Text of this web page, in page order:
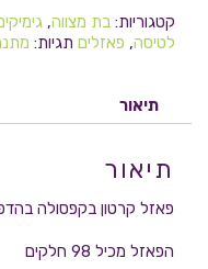
קטגוריות: בת מצווה,
לטיסה, פאזלים תגיות:
תיאור
תיאור
פאזל קרטון בקפסולה
הפאזל מכיל 98 חלקים